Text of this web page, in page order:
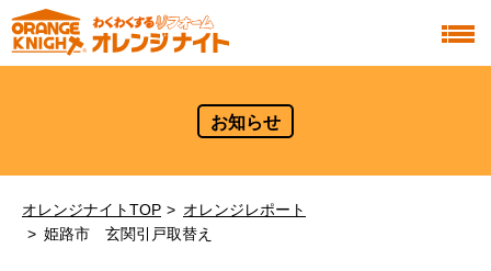
お知らせ
オレンジナイトTOP
オレンジレポート
姫路市 玄関引戸取替え